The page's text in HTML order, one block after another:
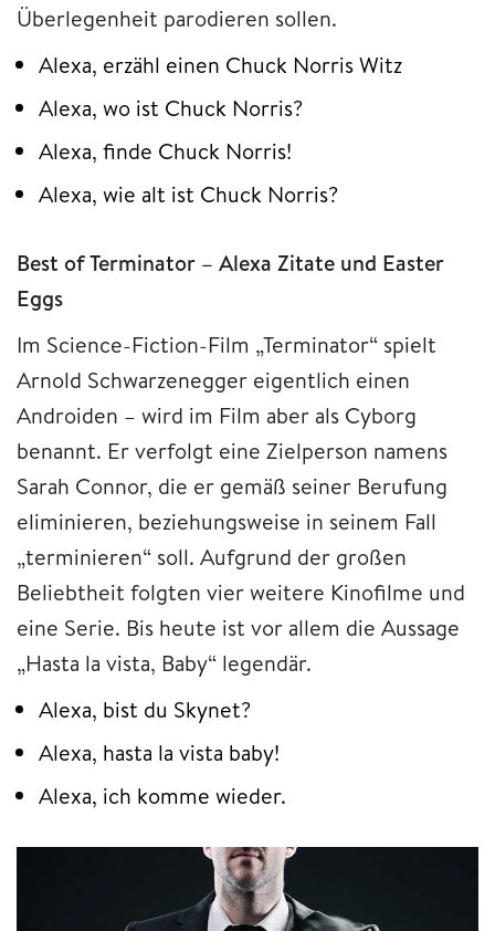
Überlegenheit parodieren sollen.
Alexa, erzähl einen Chuck Norris Witz
Alexa, wo ist Chuck Norris?
Alexa, finde Chuck Norris!
Alexa, wie alt ist Chuck Norris?
Best of Terminator – Alexa Zitate und Easter
Eggs
Im Science-Fiction-Film „Terminator“ spielt
Arnold Schwarzenegger eigentlich einen
Androiden – wird im Film aber als Cyborg
benannt. Er verfolgt eine Zielperson namens
Sarah Connor, die er gemäß seiner Berufung
eliminieren, beziehungsweise in seinem Fall
„terminieren“ soll. Aufgrund der großen
Beliebtheit folgten vier weitere Kinofilme und
eine Serie. Bis heute ist vor allem die Aussage
„Hasta la vista, Baby“ legendär.
Alexa, bist du Skynet?
Alexa, hasta la vista baby!
Alexa, ich komme wieder.